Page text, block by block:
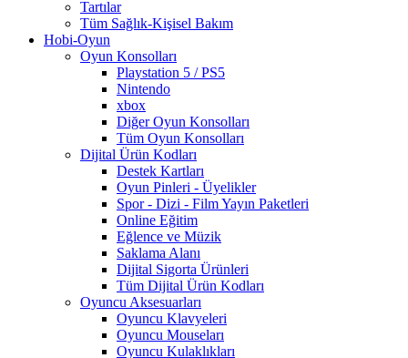
Tartılar
Tüm Sağlık-Kişisel Bakım
Hobi-Oyun
Oyun Konsolları
Playstation 5 / PS5
Nintendo
xbox
Diğer Oyun Konsolları
Tüm Oyun Konsolları
Dijital Ürün Kodları
Destek Kartları
Oyun Pinleri - Üyelikler
Spor - Dizi - Film Yayın Paketleri
Online Eğitim
Eğlence ve Müzik
Saklama Alanı
Dijital Sigorta Ürünleri
Tüm Dijital Ürün Kodları
Oyuncu Aksesuarları
Oyuncu Klavyeleri
Oyuncu Mouseları
Oyuncu Kulaklıkları